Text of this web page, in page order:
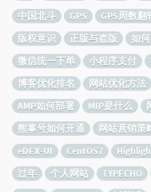
中国北斗
GPS GPS周数翻
版权意识
正版与盗版 如
微信统一下单
小程序支付
博客优化排名
网站优化方法
AMP如何部署
MIP是什么
熊掌号如何开通
网站营销策
eDEX-UI
CentOS7
过年
个人网站 TYPECHO